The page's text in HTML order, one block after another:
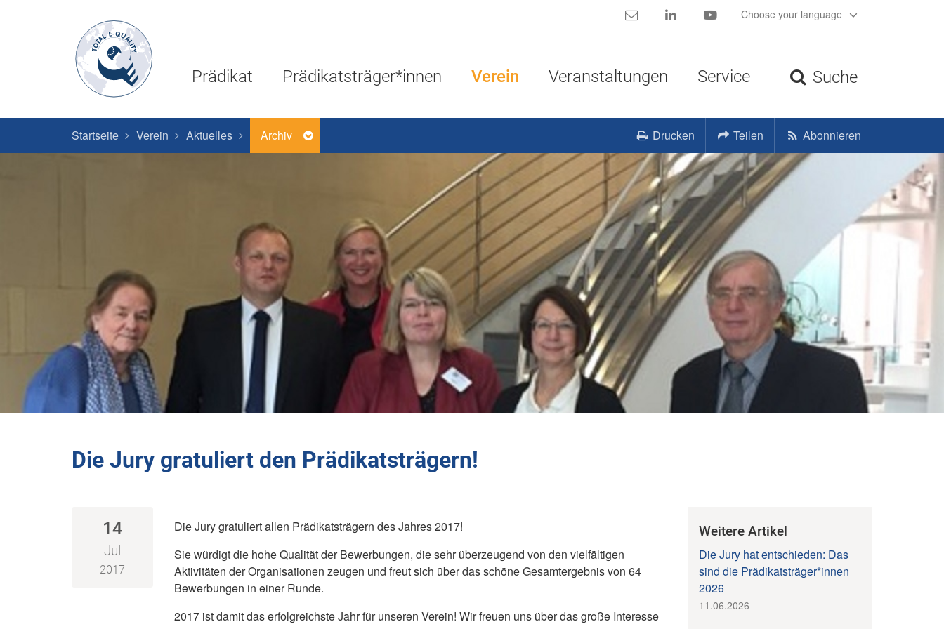
Kontakt LinkedIn YouTubeChoose your language
Prädikat Prädikatsträger*innen Verein Veranstaltungen Service Suche
Startseite Verein Aktuelles Archiv Drucken Teilen Abonnieren
Die Jury gratuliert den Prädikatsträgern!
14
Jul
2017
Die Jury gratuliert allen Prädikatsträgern des Jahres 2017!
Sie würdigt die hohe Qualität der Bewerbungen, die sehr überzeugend von den vielfältigen
Aktivitäten der Organisationen zeugen und freut sich über das schöne Gesamtergebnis von 64
Bewerbungen in einer Runde.
2017 ist damit das erfolgreichste Jahr für unseren Verein! Wir freuen uns über das große Interesse
Weitere Artikel
Die Jury hat entschieden: Das
sind die Prädikatsträger*innen
2026
11.06.2026